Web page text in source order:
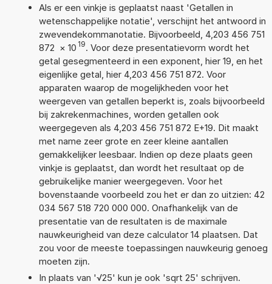
Als er een vinkje is geplaatst naast 'Getallen in
wetenschappelijke notatie', verschijnt het antwoord in
zwevendekommanotatie. Bijvoorbeeld, 4,203 456 751
872 × 10 19. Voor deze presentatievorm wordt het
getal gesegmenteerd in een exponent, hier 19, en het
eigenlijke getal, hier 4,203 456 751 872. Voor
apparaten waarop de mogelijkheden voor het
weergeven van getallen beperkt is, zoals bijvoorbeeld
bij zakrekenmachines, worden getallen ook
weergegeven als 4,203 456 751 872 E+19. Dit maakt
met name zeer grote en zeer kleine aantallen
gemakkelijker leesbaar. Indien op deze plaats geen
vinkje is geplaatst, dan wordt het resultaat op de
gebruikelijke manier weergegeven. Voor het
bovenstaande voorbeeld zou het er dan zo uitzien: 42
034 567 518 720 000 000. Onafhankelijk van de
presentatie van de resultaten is de maximale
nauwkeurigheid van deze calculator 14 plaatsen. Dat
zou voor de meeste toepassingen nauwkeurig genoeg
moeten zijn.
In plaats van '√25' kun je ook 'sqrt 25' schrijven.